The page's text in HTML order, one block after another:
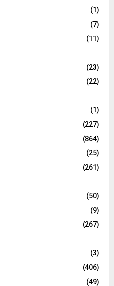
(1)
(7)
(11)
(23)
(22)
(1)
(227)
(864)
(25)
(261)
(50)
(9)
(267)
(3)
(406)
(49)